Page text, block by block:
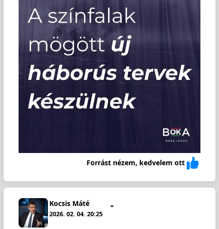
Forrást nézem, kedvelem ott
Kocsis Máté
2026. 02. 04. 20:25